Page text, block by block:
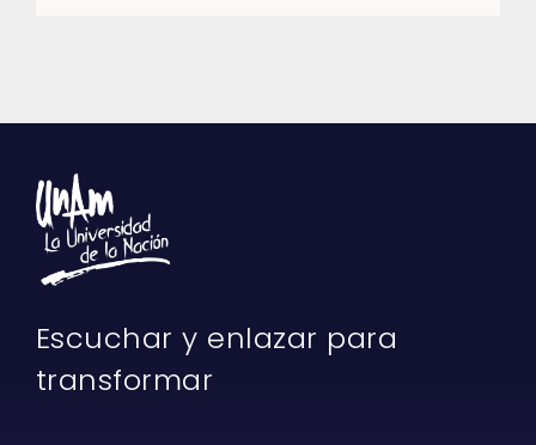
Escuchar y enlazar para
transformar